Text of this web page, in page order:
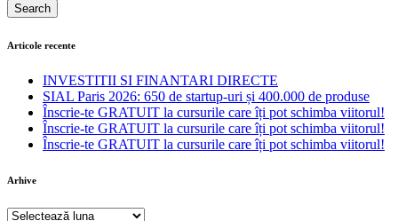
Search
Articole recente
INVESTITII SI FINANTARI DIRECTE
SIAL Paris 2026: 650 de startup-uri și 400.000 de produse
Înscrie-te GRATUIT la cursurile care îți pot schimba viitorul!
Înscrie-te GRATUIT la cursurile care îți pot schimba viitorul!
Înscrie-te GRATUIT la cursurile care îți pot schimba viitorul!
Arhive
Arhive